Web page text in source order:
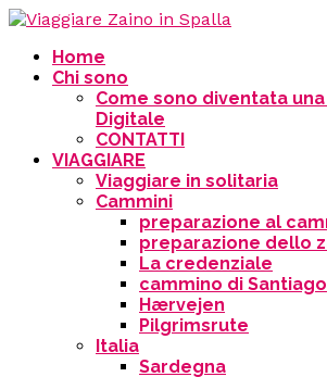
Home
Chi sono
Come sono diventata
Digitale
CONTATTI
VIAGGIARE
Viaggiare in solitaria
Cammini
preparazione al
preparazione dello
La credenziale
cammino di Santiago
Hærvejen
Pilgrimsrute
Italia
Sardegna